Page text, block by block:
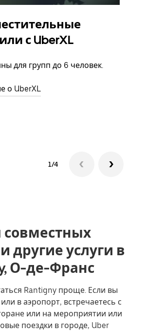
с UberXL
для групп до 6 человек.
о UberXL
1/4
другие услуги в
О-де-Франс
Rantigny проще. Если вы
в аэропорт, встречаетесь с
или на мероприятии или
поездки в городе, Uber